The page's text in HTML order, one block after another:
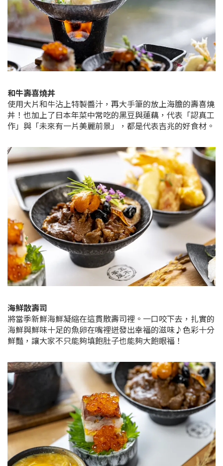
和牛壽喜燒丼
使用大片和牛沾上特製醬汁，再大手筆的放上海膽的壽喜燒
丼！也加上了日本年菜中常吃的黑豆與蓮藕，代表「認真工
作」與「未來有一片美麗前景」，都是代表吉兆的好食材。
海鮮散壽司
將當季新鮮海鮮凝縮在這貫散壽司裡。一口咬下去，扎實的
海鮮與鮮味十足的魚卵在嘴裡迸發出幸福的滋味♪色彩十分
鮮豔，讓大家不只能夠填飽肚子也能夠大飽眼福！